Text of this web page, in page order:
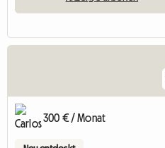
300 € / Monat